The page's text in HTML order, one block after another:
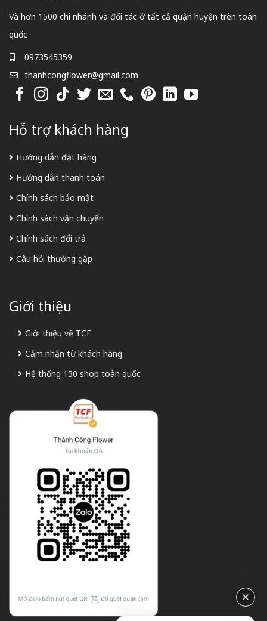
Và hơn 1500 chi nhánh và đối tác ở tất cả quận huyện trên toàn
quốc
0973545359
thanhcongflower@gmail.com
Hỗ trợ khách hàng
Hướng dẫn đặt hàng
Hướng dẫn thanh toán
Chính sách bảo mật
Chính sách vận chuyển
Chính sách đổi trả
Câu hỏi thường gặp
Giới thiệu
Giới thiệu về TCF
Cảm nhận từ khách hàng
Hệ thống 150 shop toàn quốc